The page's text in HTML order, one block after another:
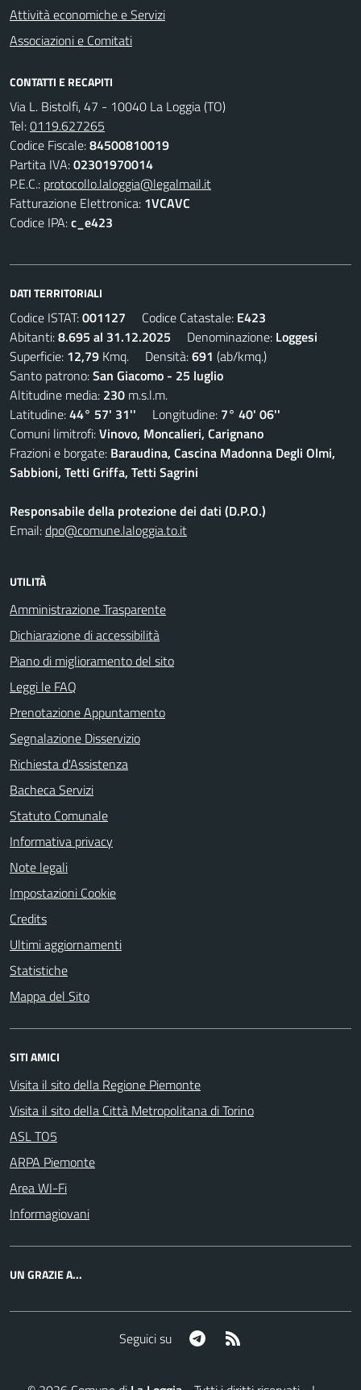
Attività economiche e Servizi
Associazioni e Comitati
CONTATTI E RECAPITI
Via L. Bistolfi, 47 - 10040 La Loggia (TO)
Tel:0119.627265
Codice Fiscale:84500810019
Partita IVA:02301970014
P.E.C.: protocollo.laloggia@legalmail.it
Fatturazione Elettronica: 1VCAVC
Codice IPA:c_e423
DATI TERRITORIALI
Codice ISTAT:001127 Codice Catastale: E423
Abitanti:8.695 al 31.12.2025 Denominazione: Loggesi
Superficie: 12,79 Kmq. Densità:691 (ab/kmq.)
Santo patrono:San Giacomo - 25 luglio
Altitudine media: 230 m.s.l.m.
Latitudine:44° 57' 31'' Longitudine: 7° 40' 06''
Comuni limitrofi:Vinovo, Moncalieri, Carignano
Frazioni e borgate: Baraudina, Cascina Madonna Degli Olmi,
Sabbioni, Tetti Griffa, Tetti Sagrini
Responsabile della protezione dei dati (D.P.O.)
Email:dpo@comune.laloggia.to.it
UTILITÀ
Amministrazione Trasparente
Dichiarazione di accessibilità
Piano di miglioramento del sito
Leggi le FAQ
Prenotazione Appuntamento
Segnalazione Disservizio
Richiesta d'Assistenza
Bacheca Servizi
Statuto Comunale
Informativa privacy
Note legali
Impostazioni Cookie
Credits
Ultimi aggiornamenti
Statistiche
Mappa del Sito
SITI AMICI
Visita il sito della Regione Piemonte
Visita il sito della Città Metropolitana di Torino
ASL TO5
ARPA Piemonte
Area WI-Fi
Informagiovani
UN GRAZIE A...
Seguici su Telegram